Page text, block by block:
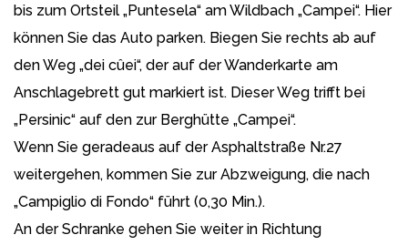
bis zum Ortsteil „Puntesela“ am Wildbach „Campei“. Hier
können Sie das Auto parken. Biegen Sie rechts ab auf
den Weg „dei cûei“, der auf der Wanderkarte am
Anschlagebrett gut markiert ist. Dieser Weg trifft bei
„Persinic“ auf den zur Berghütte „Campei“.
Wenn Sie geradeaus auf der Asphaltstraße Nr.27
weitergehen, kommen Sie zur Abzweigung, die nach
„Campiglio di Fondo“ führt (0,30 Min.).
An der Schranke gehen Sie weiter in Richtung